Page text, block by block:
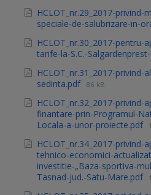
HCLOT_nr.29_2017-privind-
speciale-de-salubrizare-in-
HCLOT_nr.30_2017-
tarife-la-S.C.-
HCLOT_nr.31_2017-
sedinta.pdf 86 kB
HCLOT_nr.32_2017-
finantare-prin-Programul-
Locala-a-unor-proiecte.pdf
HCLOT_nr.34_2017-
tehnico-economici-
investitie-„Baza-sportiva-
Tasnad-jud.-Satu-Mare.pdf